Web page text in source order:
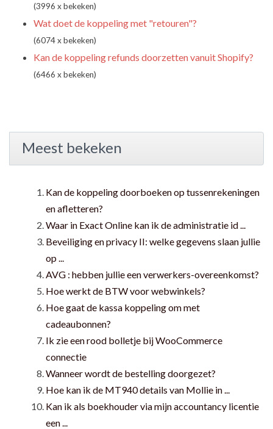
(3996 x bekeken)
Wat doet de koppeling met "retouren"?
(6074 x bekeken)
Kan de koppeling refunds doorzetten vanuit Shopify?
(6466 x bekeken)
Meest bekeken
Kan de koppeling doorboeken op tussenrekeningen
en afletteren?
Waar in Exact Online kan ik de administratie id ...
Beveiliging en privacy II: welke gegevens slaan jullie
op ...
AVG : hebben jullie een verwerkers-overeenkomst?
Hoe werkt de BTW voor webwinkels?
Hoe gaat de kassa koppeling om met
cadeaubonnen?
Ik zie een rood bolletje bij WooCommerce
connectie
Wanneer wordt de bestelling doorgezet?
Hoe kan ik de MT940 details van Mollie in ...
Kan ik als boekhouder via mijn accountancy licentie
een ...